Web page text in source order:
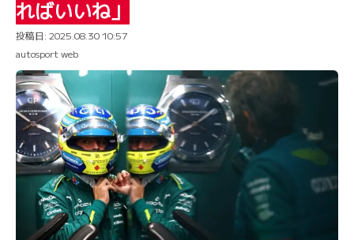
ればいいね」
投稿日: 2025.08.30 10:57
autosport web